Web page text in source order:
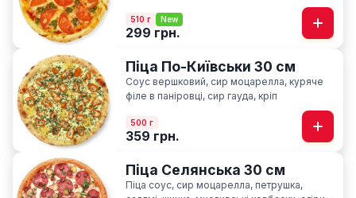
510 г New
299 грн.
Піца По-Київськи 30 см
Соус вершковий, сир моцарелла, куряче
філе в паніровці, cир гауда, кріп
500 г
359 грн.
Піца Селянська 30 см
Піца соус, сир моцарелла, петрушка,